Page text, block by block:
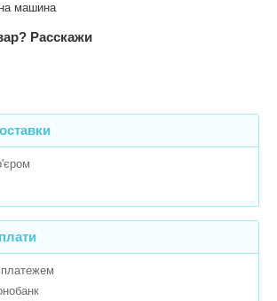
машина
Расскажи